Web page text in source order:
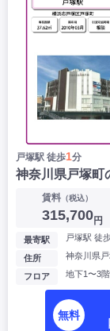
戸塚駅 徒歩1分
神奈川県戸塚町
賃料（税込）
315,700円
最寄駅 戸塚駅 徒
住所 神奈川県
フロア 地下1〜3階
無料